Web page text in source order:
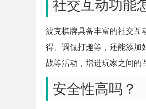
社交互动功能
波克棋牌具备丰富的社交互
得、调侃打趣等，还能添加
战等活动，增进玩家之间的
安全性高吗？